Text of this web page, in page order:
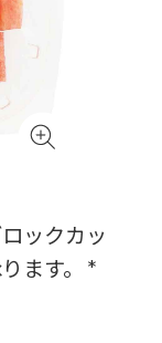
ックカッ
ます。 *